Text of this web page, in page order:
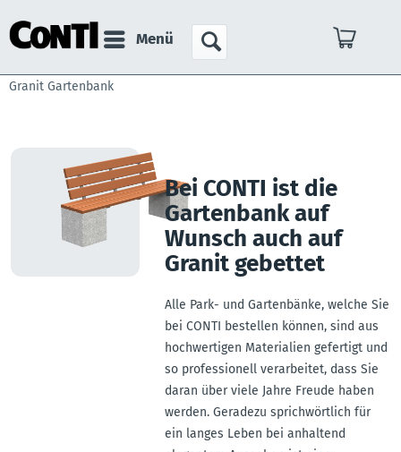
Menü
Granit Gartenbank
Bei CONTI ist die
Gartenbank auf
Wunsch auch auf
Granit gebettet
Alle Park- und Gartenbänke, welche Sie
bei CONTI bestellen können, sind aus
hochwertigen Materialien gefertigt und
so professionell verarbeitet, dass Sie
daran über viele Jahre Freude haben
werden. Geradezu sprichwörtlich für
ein langes Leben bei anhaltend